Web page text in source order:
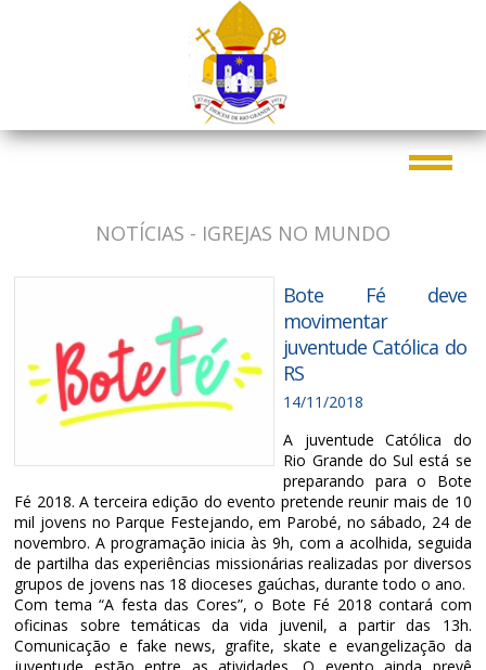
NOTÍCIAS - IGREJAS NO MUNDO
Bote Fé deve
movimentar
juventude Católica do
RS
14/11/2018
A juventude Católica do
Rio Grande do Sul está se
preparando para o Bote
Fé 2018. A terceira edição do evento pretende reunir mais de 10
mil jovens no Parque Festejando, em Parobé, no sábado, 24 de
novembro. A programação inicia às 9h, com a acolhida, seguida
de partilha das experiências missionárias realizadas por diversos
grupos de jovens nas 18 dioceses gaúchas, durante todo o ano.
Com tema “A festa das Cores”, o Bote Fé 2018 contará com
oficinas sobre temáticas da vida juvenil, a partir das 13h.
Comunicação e fake news, grafite, skate e evangelização da